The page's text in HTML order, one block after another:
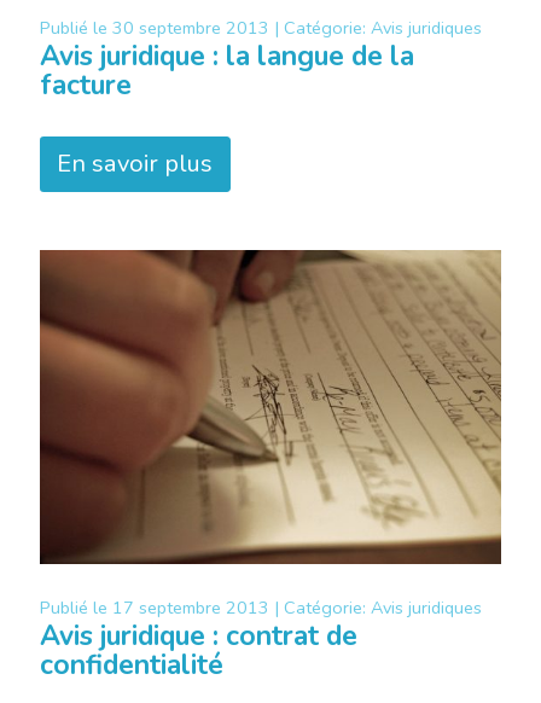
Publié le 30 septembre 2013 | Catégorie: Avis juridiques
Avis juridique : la langue de la
facture
En savoir plus
Publié le 17 septembre 2013 | Catégorie: Avis juridiques
Avis juridique : contrat de
confidentialité